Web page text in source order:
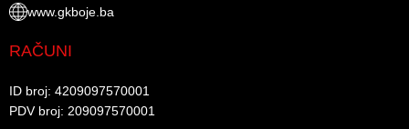
www.gkboje.ba
RAČUNI
ID broj: 4209097570001​
PDV broj: 209097570001 ​